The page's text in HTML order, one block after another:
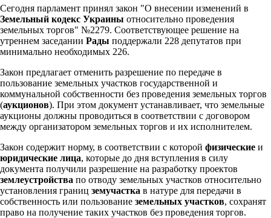
Сегодня парламент принял закон "О внесении изменений в
Земельный кодекс Украины относительно проведения
земельных торгов" №2279. Соответствующее решение на
утреннем заседании Рады поддержали 228 депутатов при
минимально необходимых 226.
Закон предлагает отменить разрешение по передаче в
пользование земельных участков государственной и
коммунальной собственности без проведения земельных торгов
(аукционов). При этом документ устанавливает, что земельные
аукционы должны проводиться в соответствии с договором
между организатором земельных торгов и их исполнителем.
Закон содержит норму, в соответствии с которой физические и
юридические лица, которые до дня вступления в силу
документа получили разрешение на разработку проектов
землеустройства по отводу земельных участков относительно
установления границ земучастка в натуре для передачи в
собственность или пользование земельных участков, сохранят
право на получение таких участков без проведения торгов.